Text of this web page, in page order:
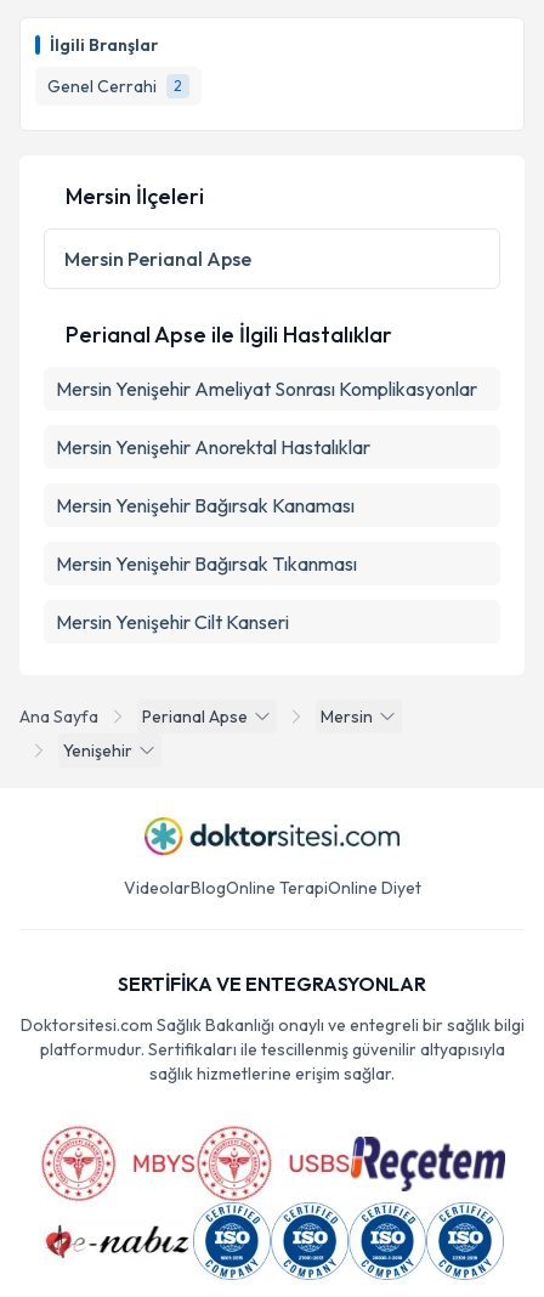
İlgili Branşlar
Genel Cerrahi
2
Ana Sayfa Perianal Apse
Mersin
Yenişehir
Mersin İlçeleri
Mersin Perianal Apse
Perianal Apse ile İlgili Hastalıklar
Mersin Yenişehir Ameliyat Sonrası Komplikasyonlar
Mersin Yenişehir Anorektal Hastalıklar
Mersin Yenişehir Bağırsak Kanaması
Mersin Yenişehir Bağırsak Tıkanması
Mersin Yenişehir Cilt Kanseri
VideolarBlogOnline TerapiOnline Diyet
SERTİFİKA VE ENTEGRASYONLAR
Doktorsitesi.com Sağlık Bakanlığı onaylı ve entegreli bir sağlık bilgi
platformudur. Sertifikaları ile tescillenmiş güvenilir altyapısıyla
sağlık hizmetlerine erişim sağlar.